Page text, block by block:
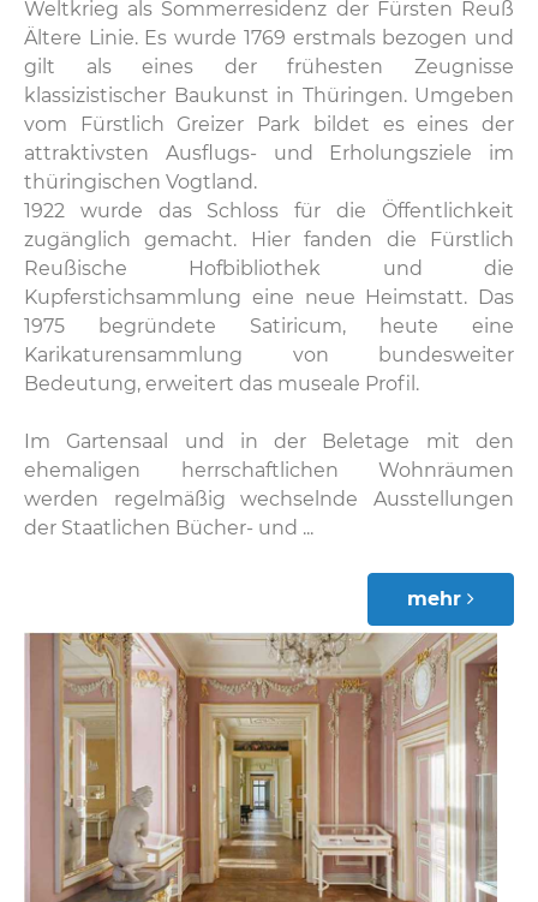
Weltkrieg als Sommerresidenz der Fürsten Reuß
Ältere Linie. Es wurde 1769 erstmals bezogen und
gilt als eines der frühesten Zeugnisse
klassizistischer Baukunst in Thüringen. Umgeben
vom Fürstlich Greizer Park bildet es eines der
attraktivsten Ausflugs- und Erholungsziele im
thüringischen Vogtland.
1922 wurde das Schloss für die Öffentlichkeit
zugänglich gemacht. Hier fanden die Fürstlich
Reußische Hofbibliothek und die
Kupferstichsammlung eine neue Heimstatt. Das
1975 begründete Satiricum, heute eine
Karikaturensammlung von bundesweiter
Bedeutung, erweitert das museale Profil.
Im Gartensaal und in der Beletage mit den
ehemaligen herrschaftlichen Wohnräumen
werden regelmäßig wechselnde Ausstellungen
der Staatlichen Bücher- und ...
mehr